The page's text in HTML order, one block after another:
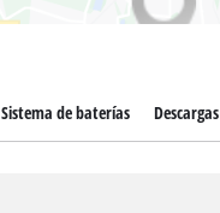
Sistema de baterías Descargas